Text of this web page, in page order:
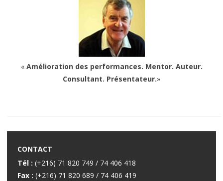
« Amélioration des performances. Mentor. Auteur.
Consultant. Présentateur.»
CONTACT
Tél : (+216) 71 820 749 / 74 406 418
Fax : (+216) 71 820 689 / 74 406 419